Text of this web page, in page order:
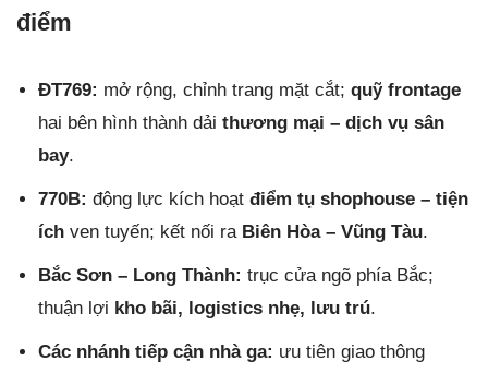
điểm
ĐT769: mở rộng, chỉnh trang mặt cắt; quỹ frontage
hai bên hình thành dải thương mại – dịch vụ sân
bay.
770B: động lực kích hoạt điểm tụ shophouse – tiện
ích ven tuyến; kết nối ra Biên Hòa – Vũng Tàu.
Bắc Sơn – Long Thành: trục cửa ngõ phía Bắc;
thuận lợi kho bãi, logistics nhẹ, lưu trú.
Các nhánh tiếp cận nhà ga: ưu tiên giao thông